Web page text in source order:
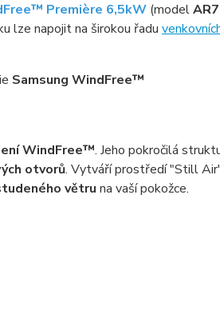
Première 6,5kW(model
lze napojit na širokou řadu
Samsung WindFree™
WindFree™. Jeho pokročilá
otvorů. Vytváří prostředí "Still
větru na vaší pokožce.